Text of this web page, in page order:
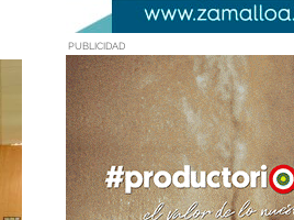
PUBLICIDAD